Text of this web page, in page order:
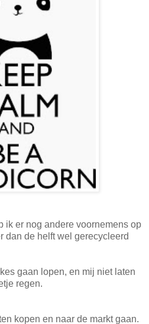
ik er nog andere voornemens op
dan de helft wel gerecycleerd
gaan lopen, en mij niet laten
regen.
kopen en naar de markt gaan.